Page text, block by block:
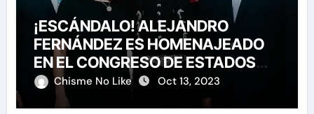
¡ESCÁNDALO! ALEJANDRO
FERNÁNDEZ ES HOMENAJEADO
EN EL CONGRESO DE ESTADOS
UNIDOS
Chisme No Like Oct 13, 2023